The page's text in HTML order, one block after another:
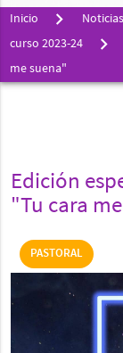
Inicio Noticias
curso 2023-24
me suena"
Edición
"Tu cara
PASTORAL